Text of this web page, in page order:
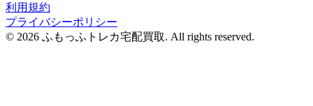
利用規約
プライバシーポリシー
© 2026 ふもっふトレカ宅配買取. All rights reserved.